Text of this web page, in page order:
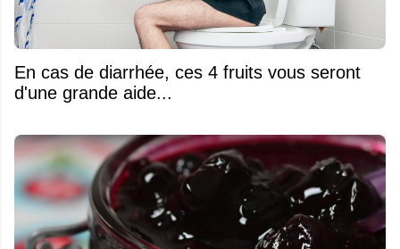
En cas de diarrhée, ces 4 fruits vous seront
d'une grande aide...